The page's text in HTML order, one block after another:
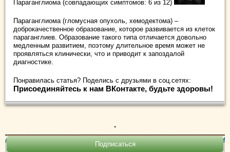
Параганглиома (совпадающих симптомов: 6 из 12)
Параганглиома (гломусная опухоль, хемодектома) –
доброкачественное образование, которое развивается из клеток
параганглиев. Образование такого типа отличается довольно
медленным развитием, поэтому длительное время может не
проявляться клинически, что и приводит к запоздалой
диагностике.
Понравилась статья? Поделись с друзьями в соц.сетях:
Присоединяйтесь к нам ВКонтакте, будьте здоровы!
.